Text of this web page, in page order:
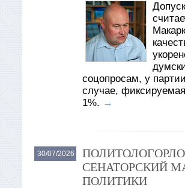
соцопросам, у
случае,
1%. →
30/07/2026
СЕНАТОРСКИЙ
ПОЛИТИКИ